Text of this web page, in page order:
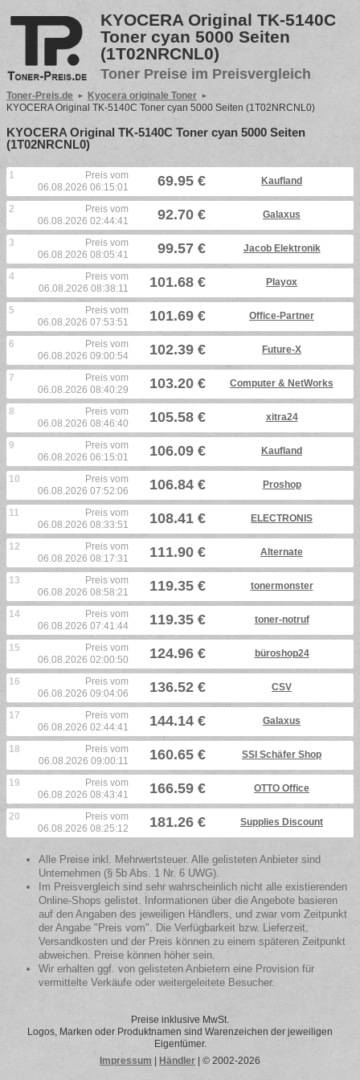
KYOCERA Original TK-5140C
Toner cyan 5000 Seiten
(1T02NRCNL0)
Toner Preise im Preisvergleich
Toner-Preis.de
Kyocera originale Toner
KYOCERA Original TK-5140C Toner cyan 5000 Seiten (1T02NRCNL0)
KYOCERA Original TK-5140C Toner cyan 5000 Seiten
(1T02NRCNL0)
1
Preis vom
06.08.2026 06:15:01
69.95 € Kaufland
2
Preis vom
06.08.2026 02:44:41
92.70 € Galaxus
3
Preis vom
06.08.2026 08:05:41
99.57 € Jacob Elektronik
4
Preis vom
06.08.2026 08:38:11
101.68 € Playox
5
Preis vom
06.08.2026 07:53:51
101.69 € Office-Partner
6
Preis vom
06.08.2026 09:00:54
102.39 € Future-X
7
Preis vom
06.08.2026 08:40:29
103.20 € Computer & NetWorks
8
Preis vom
06.08.2026 08:46:40
105.58 € xitra24
9
Preis vom
06.08.2026 06:15:01
106.09 € Kaufland
10
Preis vom
06.08.2026 07:52:06
106.84 € Proshop
11
Preis vom
06.08.2026 08:33:51
108.41 € ELECTRONIS
12
Preis vom
06.08.2026 08:17:31
111.90 € Alternate
13
Preis vom
06.08.2026 08:58:21
119.35 € tonermonster
14
Preis vom
06.08.2026 07:41:44
119.35 € toner-notruf
15
Preis vom
06.08.2026 02:00:50
124.96 € büroshop24
16
Preis vom
06.08.2026 09:04:06
136.52 € CSV
17
Preis vom
06.08.2026 02:44:41
144.14 € Galaxus
18
Preis vom
06.08.2026 09:00:11
160.65 € SSI Schäfer Shop
19
Preis vom
06.08.2026 08:43:41
166.59 € OTTO Office
20
Preis vom
06.08.2026 08:25:12
181.26 € Supplies Discount
Alle Preise inkl. Mehrwertsteuer. Alle gelisteten Anbieter sind
Unternehmen (§ 5b Abs. 1 Nr. 6 UWG).
Im Preisvergleich sind sehr wahrscheinlich nicht alle existierenden
Online-Shops gelistet. Informationen über die Angebote basieren
auf den Angaben des jeweiligen Händlers, und zwar vom Zeitpunkt
der Angabe "Preis vom". Die Verfügbarkeit bzw. Lieferzeit,
Versandkosten und der Preis können zu einem späteren Zeitpunkt
abweichen. Preise können höher sein.
Wir erhalten ggf. von gelisteten Anbietern eine Provision für
vermittelte Verkäufe oder weitergeleitete Besucher.
Preise inklusive MwSt.
Logos, Marken oder Produktnamen sind Warenzeichen der jeweiligen
Eigentümer.
Impressum
Händler | © 2002-2026